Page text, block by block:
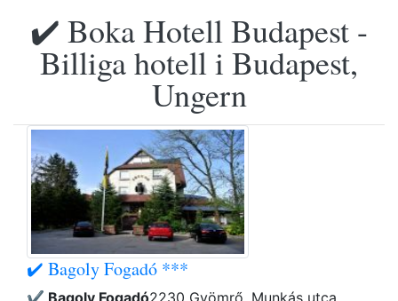
✔️ Boka Hotell Budapest -
Billiga hotell i Budapest,
Ungern
✔️ Bagoly Fogadó ***
✔️ Bagoly Fogadó2230 Gyömrő, Munkás utca